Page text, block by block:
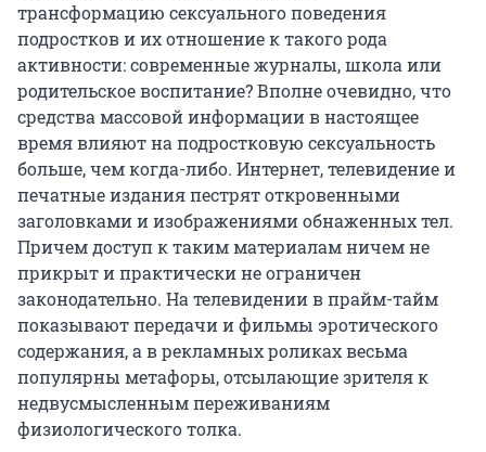
трансформацию сексуального поведения
подростков и их отношение к такого рода
активности: современные журналы, школа или
родительское воспитание? Вполне очевидно, что
средства массовой информации в настоящее
время влияют на подростковую сексуальность
больше, чем когда-либо. Интернет, телевидение и
печатные издания пестрят откровенными
заголовками и изображениями обнаженных тел.
Причем доступ к таким материалам ничем не
прикрыт и практически не ограничен
законодательно. На телевидении в прайм-тайм
показывают передачи и фильмы эротического
содержания, а в рекламных роликах весьма
популярны метафоры, отсылающие зрителя к
недвусмысленным переживаниям
физиологического толка.